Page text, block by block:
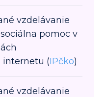
vzdelávanie
pomoc v
internetu (IPčko)
vzdelávanie